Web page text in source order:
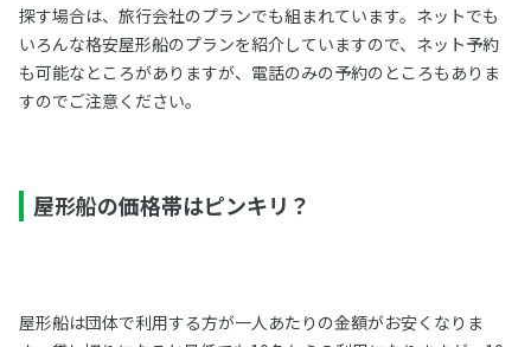
探す場合は、旅行会社のプランでも組まれています。ネットでも
いろんな格安屋形船のプランを紹介していますので、ネット予約
も可能なところがありますが、電話のみの予約のところもありま
すのでご注意ください。
屋形船の価格帯はピンキリ？
屋形船は団体で利用する方が一人あたりの金額がお安くなりま